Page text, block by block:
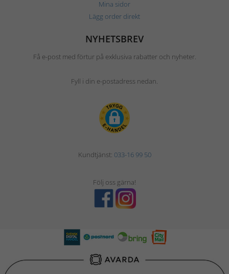
Mina sidor
Lägg order direkt
NYHETSBREV
Få e-post med förtur på exklusiva rabatter och nyheter.
Fyll i din e-postadress nedan.
Kundtjänst: 033-16 99 50
Följ oss gärna!